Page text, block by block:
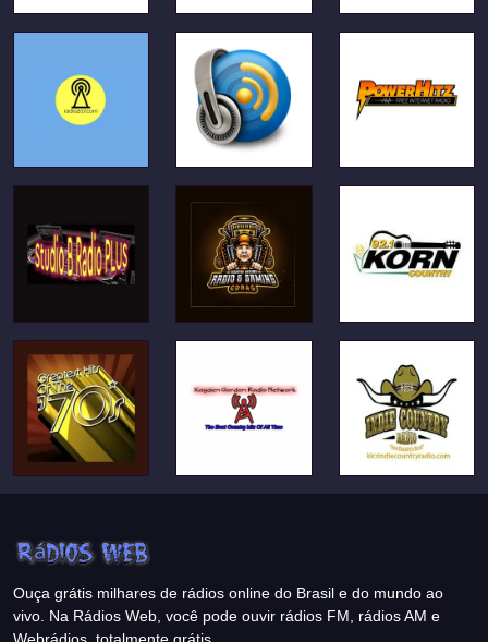
Ouça grátis milhares de rádios online do Brasil e do mundo ao
vivo. Na Rádios Web, você pode ouvir rádios FM, rádios AM e